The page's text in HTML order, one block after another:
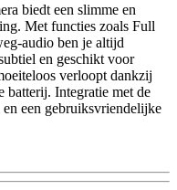
biedt een slimme en
Met functies zoals Full
audio ben je altijd
en geschikt voor
verloopt dankzij
batterij. Integratie met de
een gebruiksvriendelijke